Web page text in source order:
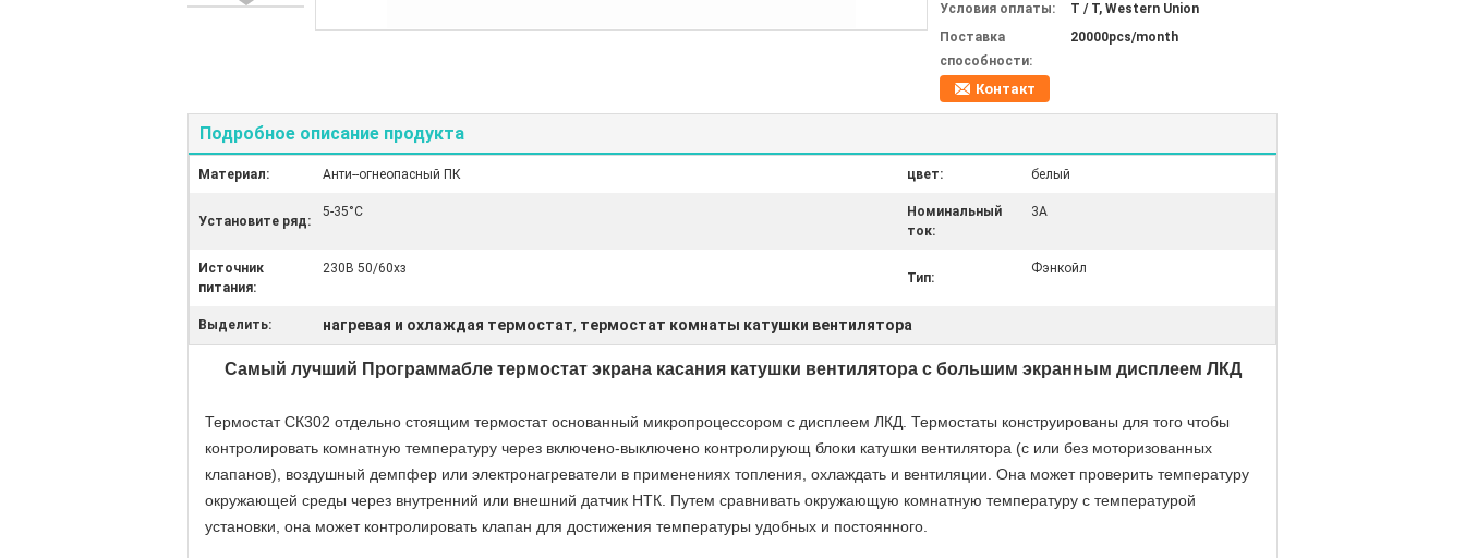
Условия оплаты:
T / T, Western Union
Поставка
способности:
20000pcs/month
Контакт
Подробное описание продукта
Материал: Анти--огнеопасный ПК цвет: белый
Установите ряд:
5-35°C
Номинальный
ток:
3A
Источник
питания:
230В 50/60хз
Тип:
Фэнкойл
Выделить: нагревая и охлаждая термостат, термостат комнаты катушки вентилятора
Самый лучший Программабле термостат экрана касания катушки вентилятора с большим экранным дисплеем ЛКД
Термостат СК302 отдельно стоящим термостат основанный микропроцессором с дисплеем ЛКД. Термостаты конструированы для того чтобы
контролировать комнатную температуру через включено-выключено контролирующ блоки катушки вентилятора (с или без моторизованных
клапанов), воздушный демпфер или электронагреватели в применениях топления, охлаждать и вентиляции. Она может проверить температуру
окружающей среды через внутренний или внешний датчик НТК. Путем сравнивать окружающую комнатную температуру с температурой
установки, она может контролировать клапан для достижения температуры удобных и постоянного.